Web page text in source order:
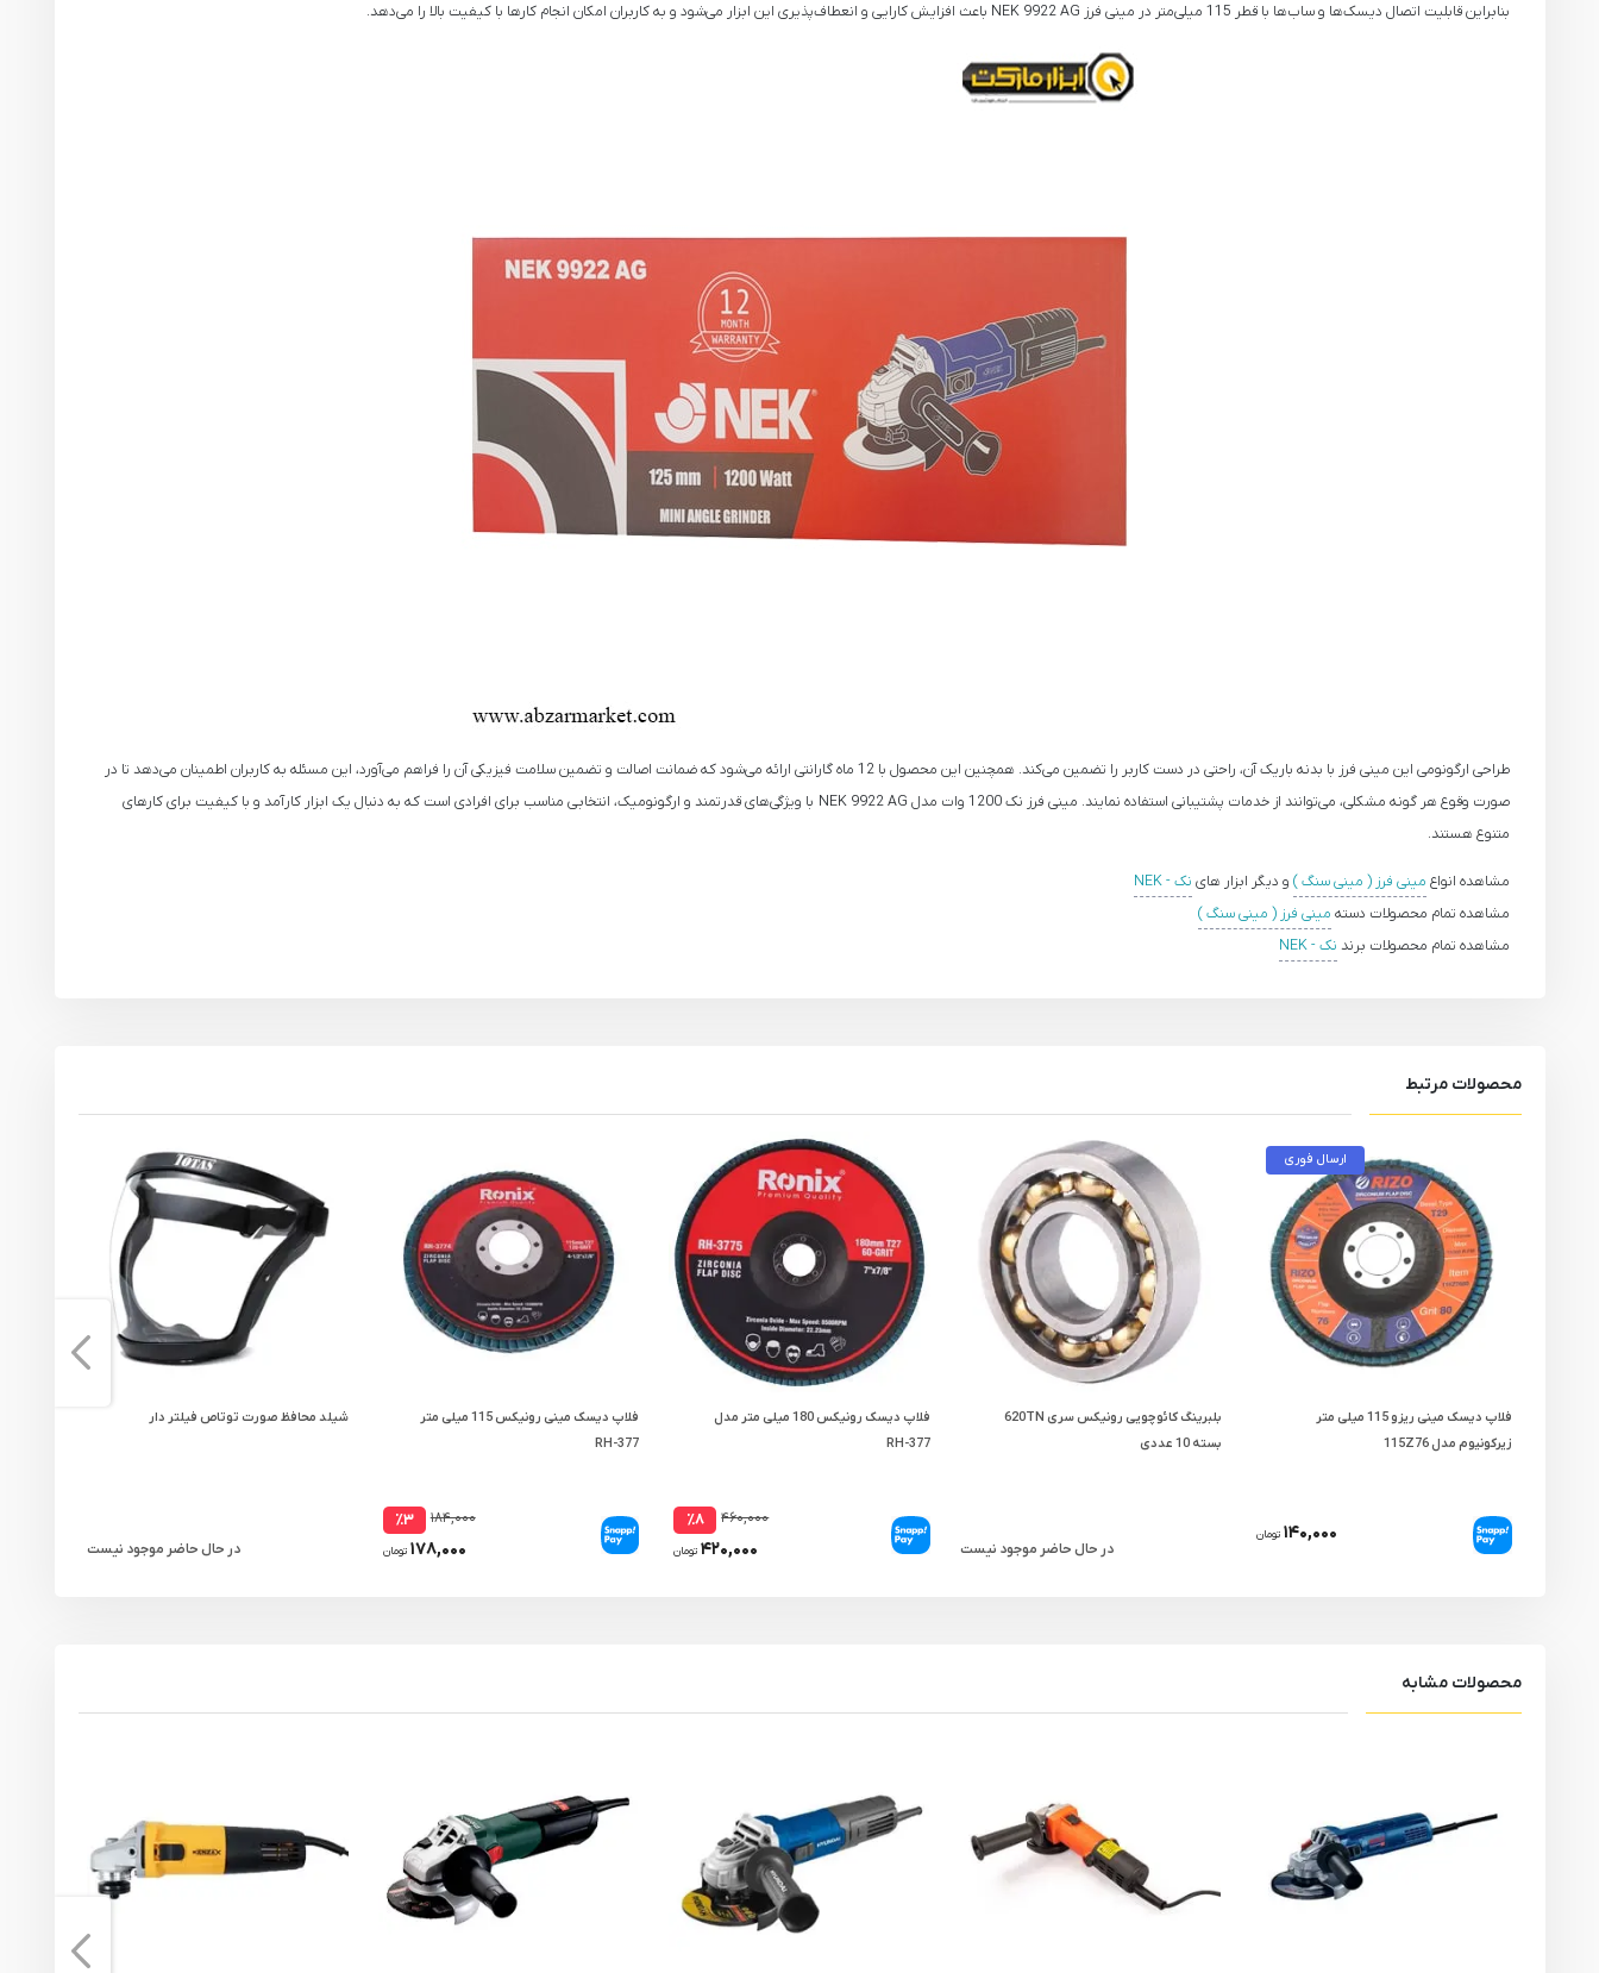
بنابراین قابلیت اتصال دیسک‌ها و ساب‌ها با قطر 115 میلی‌متر در مینی فرز NEK 9922 AG باعث افزایش کارایی و انعطاف‌پذیری این ابزار می‌شود و به کاربران امکان انجام کارها با کیفیت بالا را می‌دهد.
طراحی ارگونومی این مینی فرز با بدنه باریک آن، راحتی در دست کاربر را تضمین می‌کند. همچنین این محصول با 12 ماه گارانتی ارائه می‌شود که ضمانت اصالت و تضمین سلامت فیزیکی آن را فراهم می‌آورد، این مسئله به کاربران اطمینان می‌دهد تا در
صورت وقوع هر گونه مشکلی، می‌توانند از خدمات پشتیبانی استفاده نمایند. مینی فرز نک 1200 وات مدل NEK 9922 AG با ویژگی‌های قدرتمند و ارگونومیک، انتخابی مناسب برای افرادی است که به دنبال یک ابزار کارآمد و با کیفیت برای کارهای
متنوع هستند.
مشاهده انواع مینی فرز ( مینی سنگ ) و دیگر ابزار های نک - NEK
مشاهده تمام محصولات دسته مینی فرز ( مینی سنگ )
مشاهده تمام محصولات برند نک - NEK
محصولات مرتبط
ارسال فوری
فلاپ دیسک مینی ریزو 115 میلی متر
زیرکونیوم مدل 115Z76
۱۴۰,۰۰۰ تومان
بلبرینگ کائوچویی رونیکس سری 620TN
بسته 10 عددی
در حال حاضر موجود نیست
فلاپ دیسک رونیکس 180 میلی متر مدل
RH-377
۴۶۰,۰۰۰ ٪۸
۴۲۰,۰۰۰ تومان
فلاپ دیسک مینی رونیکس 115 میلی متر
RH-377
۱۸۴,۰۰۰ ٪۳
۱۷۸,۰۰۰ تومان
شیلد محافظ صورت توتاص فیلتر دار
در حال حاضر موجود نیست
محصولات مشابه